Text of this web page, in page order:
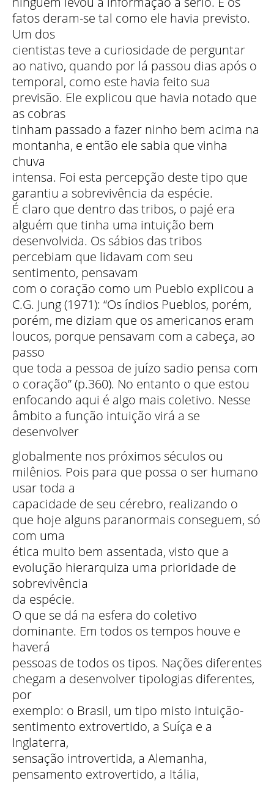
fatos deram-se tal como ele havia previsto.
Um dos
cientistas teve a curiosidade de perguntar
ao nativo, quando por lá passou dias após o
temporal, como este havia feito sua
previsão. Ele explicou que havia notado que
as cobras
tinham passado a fazer ninho bem acima na
montanha, e então ele sabia que vinha
chuva
intensa. Foi esta percepção deste tipo que
garantiu a sobrevivência da espécie.
É claro que dentro das tribos, o pajé era
alguém que tinha uma intuição bem
desenvolvida. Os sábios das tribos
percebiam que lidavam com seu
sentimento, pensavam
com o coração como um Pueblo explicou a
C.G. Jung (1971): “Os índios Pueblos, porém,
porém, me diziam que os americanos eram
loucos, porque pensavam com a cabeça, ao
passo
que toda a pessoa de juízo sadio pensa com
o coração” (p.360). No entanto o que estou
enfocando aqui é algo mais coletivo. Nesse
âmbito a função intuição virá a se
desenvolver
globalmente nos próximos séculos ou
milênios. Pois para que possa o ser humano
usar toda a
capacidade de seu cérebro, realizando o
que hoje alguns paranormais conseguem, só
com uma
ética muito bem assentada, visto que a
evolução hierarquiza uma prioridade de
sobrevivência
da espécie.
O que se dá na esfera do coletivo
dominante. Em todos os tempos houve e
haverá
pessoas de todos os tipos. Nações diferentes
chegam a desenvolver tipologias diferentes,
por
exemplo: o Brasil, um tipo misto intuição-
sentimento extrovertido, a Suíça e a
Inglaterra,
sensação introvertida, a Alemanha,
pensamento extrovertido, a Itália,